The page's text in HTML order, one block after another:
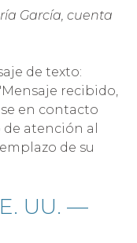
García, cuenta
de texto:
recibido,
en contacto
atención al
de su
UU. —